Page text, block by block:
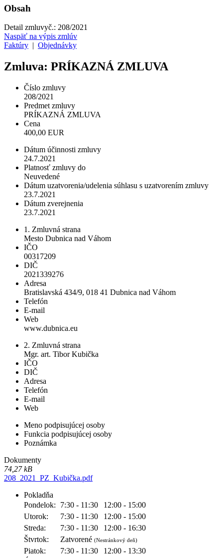
Obsah
Detail zmluvyč.: 208/2021
Naspäť na výpis zmlúv
Faktúry | Objednávky
Zmluva: PRÍKAZNÁ ZMLUVA
Číslo zmluvy
208/2021
Predmet zmluvy
PRÍKAZNÁ ZMLUVA
Cena
400,00 EUR
Dátum účinnosti zmluvy
24.7.2021
Platnosť zmluvy do
Neuvedené
Dátum uzatvorenia/udelenia súhlasu s uzatvorením zmluvy
23.7.2021
Dátum zverejnenia
23.7.2021
1. Zmluvná strana
Mesto Dubnica nad Váhom
IČO
00317209
DIČ
2021339276
Adresa
Bratislavská 434/9, 018 41 Dubnica nad Váhom
Telefón
E-mail
Web
www.dubnica.eu
2. Zmluvná strana
Mgr. art. Tibor Kubička
IČO
DIČ
Adresa
Telefón
E-mail
Web
Meno podpisujúcej osoby
Funkcia podpisujúcej osoby
Poznámka
Dokumenty
74,27 kB
208_2021_PZ_Kubička.pdf
Pokladňa
Pondelok:
7:30 - 11:30
12:00 - 15:00
Utorok:
7:30 - 11:30
12:00 - 15:00
Streda:
7:30 - 11:30
12:00 - 16:30
Štvrtok:
Zatvorené (Nestránkový deň)
Piatok: 7:30 - 11:30
12:00 - 13:30